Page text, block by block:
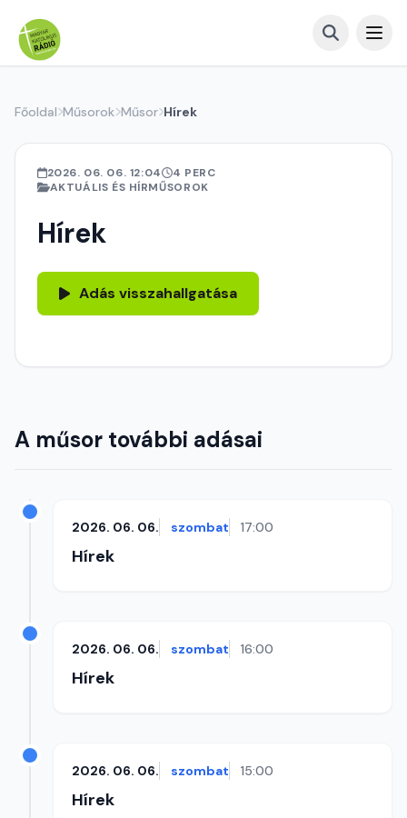
Főoldal Műsorok Műsor Hírek
2026. 06. 06. 12:04
4 PERC
AKTUÁLIS ÉS HÍRMŰSOROK
Hírek
Adás visszahallgatása
A műsor további adásai
2026. 06. 06. szombat 17:00
Hírek
2026. 06. 06. szombat 16:00
Hírek
2026. 06. 06. szombat 15:00
Hírek